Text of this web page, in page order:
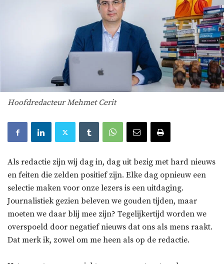
Hoofdredacteur Mehmet Cerit
Als redactie zijn wij dag in, dag uit bezig met hard nieuws
en feiten die zelden positief zijn. Elke dag opnieuw een
selectie maken voor onze lezers is een uitdaging.
Journalistiek gezien beleven we gouden tijden, maar
moeten we daar blij mee zijn? Tegelijkertijd worden we
overspoeld door negatief nieuws dat ons als mens raakt.
Dat merk ik, zowel om me heen als op de redactie.